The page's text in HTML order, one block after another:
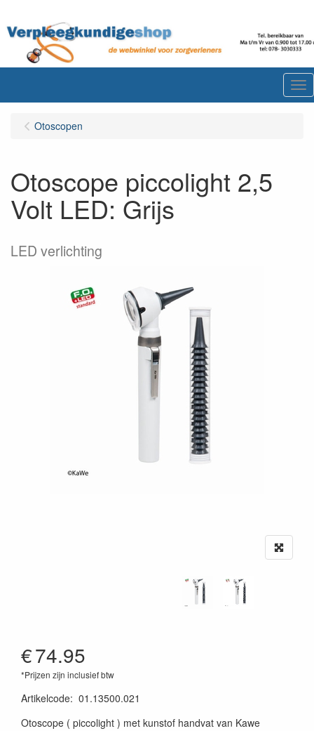
Otoscopen
Otoscope piccolight 2,5
Volt LED: Grijs
LED verlichting
€74.95
*Prijzen zijn inclusief btw
Artikelcode: 01.13500.021
Otoscope ( piccolight ) met kunstof handvat van Kawe